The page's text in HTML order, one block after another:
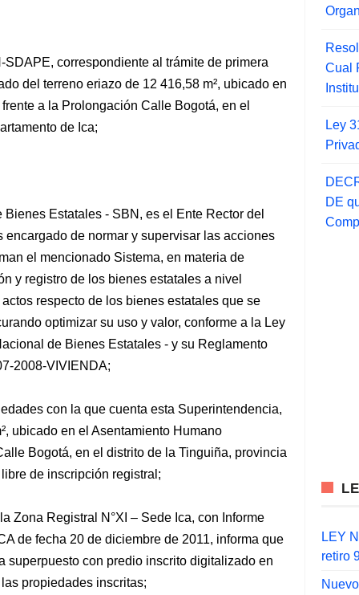
correspondiente al trámite de primera
del terreno eriazo de 12 416,58 m², ubicado en
a la Prolongación Calle Bogotá, en el
de Ica;
Estatales - SBN, es el Ente Rector del
de normar y supervisar las acciones
el mencionado Sistema, en materia de
y registro de los bienes estatales a nivel
respecto de los bienes estatales que se
optimizar su uso y valor, conforme a la Ley
de Bienes Estatales - y su Reglamento
2008-VIVIENDA;
con la que cuenta esta Superintendencia,
ubicado en el Asentamiento Humano
Bogotá, en el distrito de la Tinguiña, provincia
de inscripción registral;
Zona Registral N°XI – Sede Ica, con Informe
de fecha 20 de diciembre de 2011, informa que
superpuesto con predio inscrito digitalizado en
propiedades inscritas;
Cual
Ley
DE
LEY
retiro